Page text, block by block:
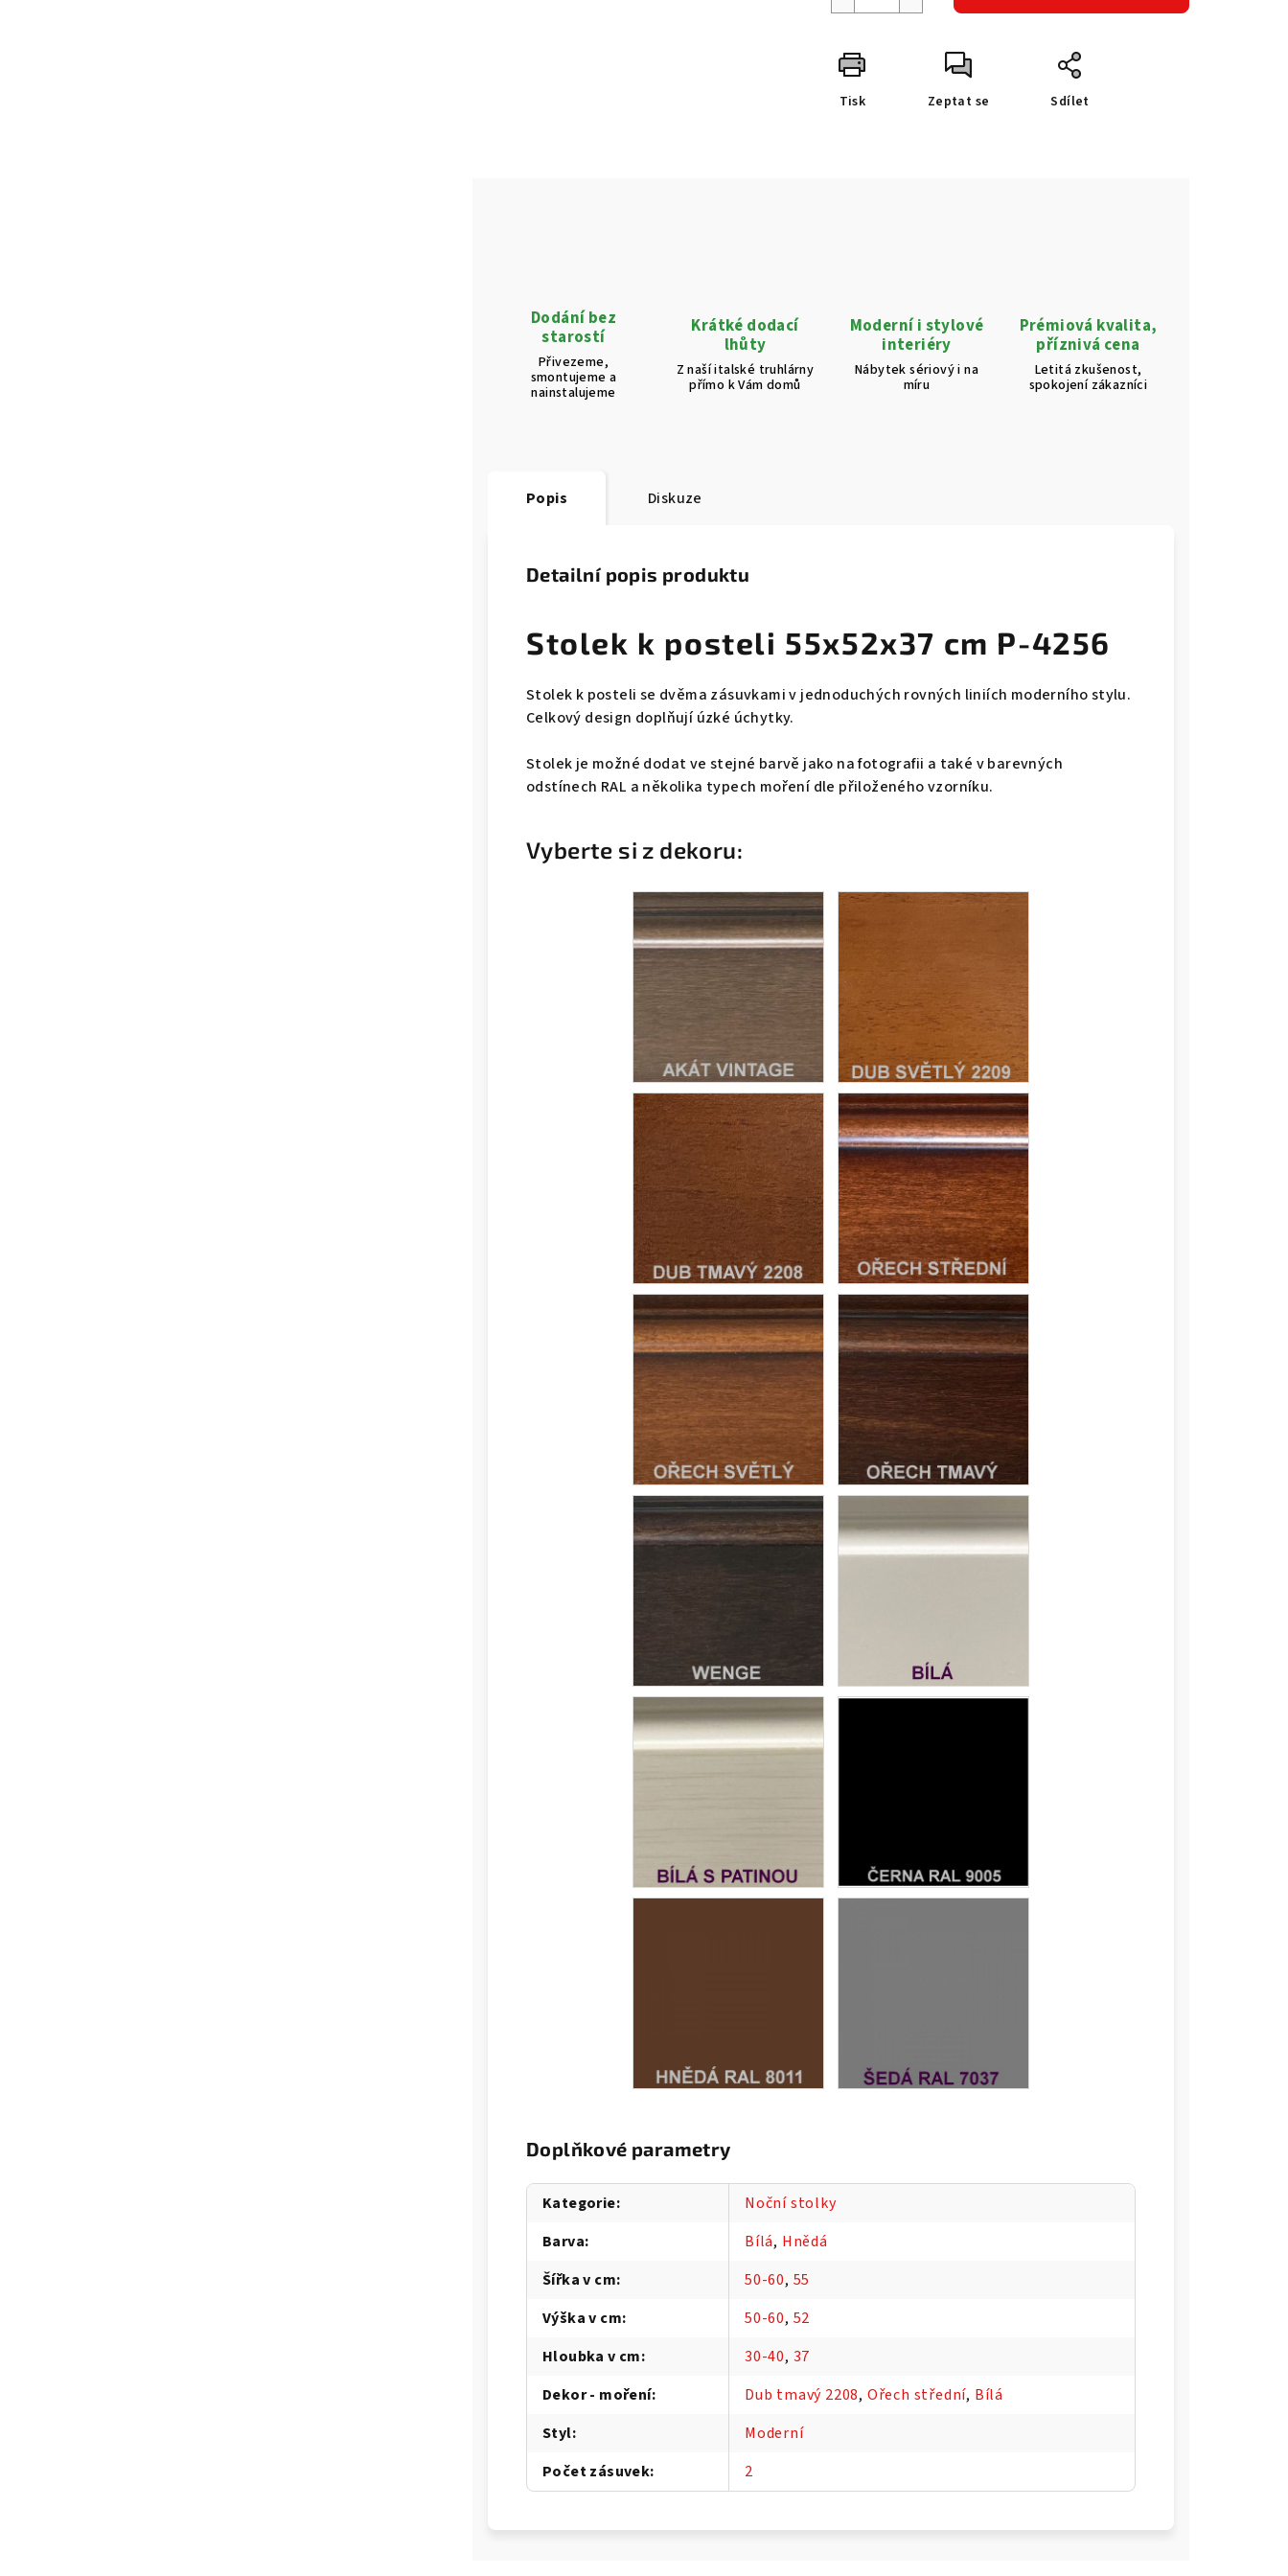
Tisk Zeptat se Sdílet
Dodání bez
starostí
Přivezeme,
smontujeme a
nainstalujeme
Krátké dodací
lhůty
Z naší italské truhlárny
přímo k Vám domů
Moderní i stylové
interiéry
Nábytek sériový i na
míru
Prémiová kvalita,
příznivá cena
Letitá zkušenost,
spokojení zákazníci
Popis Diskuze
Detailní popis produktu
Stolek k posteli 55x52x37 cm P-4256
Stolek k posteli se dvěma zásuvkami v jednoduchých rovných liniích moderního stylu.
Celkový design doplňují úzké úchytky.
Stolek je možné dodat ve stejné barvě jako na fotografii a také v barevných
odstínech RAL a několika typech moření dle přiloženého vzorníku.
Vyberte si z dekoru:
Doplňkové parametry
Kategorie:
Noční stolky
Barva: Bílá, Hnědá
Šířka v cm: 50-60, 55
Výška v cm: 50-60, 52
Hloubka v cm: 30-40, 37
Dekor - moření: Dub tmavý 2208, Ořech střední, Bílá
Styl:
Moderní
Počet zásuvek: 2